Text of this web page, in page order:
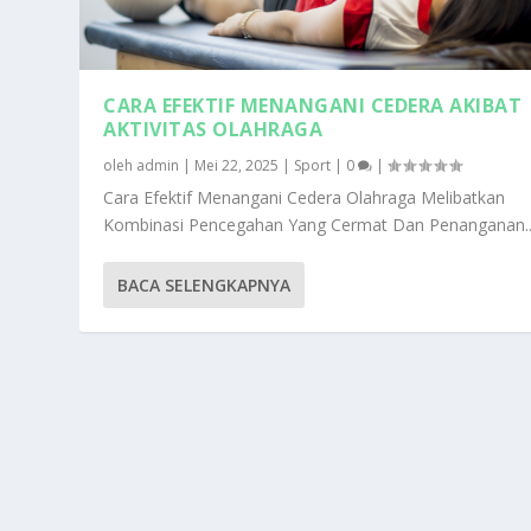
CARA EFEKTIF MENANGANI CEDERA AKIBAT
AKTIVITAS OLAHRAGA
oleh admin | Mei 22, 2025 | Sport | 0 |
Cara Efektif Menangani Cedera Olahraga Melibatkan
Kombinasi Pencegahan Yang Cermat Dan
BACA SELENGKAPNYA